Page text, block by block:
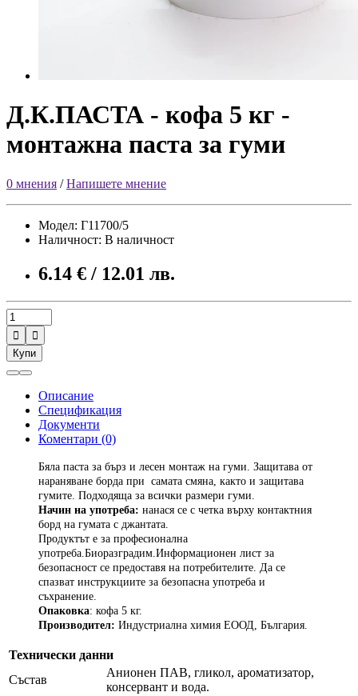
Д.К.ПАСТА - кофа 5 кг -
монтажна паста за гуми
0 мнения /Напишете мнение
Модел: Г11700/5
Наличност: В наличност
6.14 € / 12.01 лв.


Купи
Описание
Спецификация
Документи
Коментари (0)
Бяла паста за бърз и лесен монтаж на гуми. Защитава от
нараняване борда при самата смяна, както и защитава
гумите. Подходяща за всички размери гуми.
Начин на употреба: нанася се с четка върху контактния
борд на гумата с джантата.
Продуктът е за професионална
употреба.Биоразградим.Информационен лист за
безопасност се предоставя на потребителите. Да се
спазват инструкциите за безопасна употреба и
съхранение.
Опаковка: кофа 5 кг.
Производител: Индустриална химия ЕООД, България.
Технически данни
Състав
Анионен ПАВ, гликол, ароматизатор,
консервант и вода.